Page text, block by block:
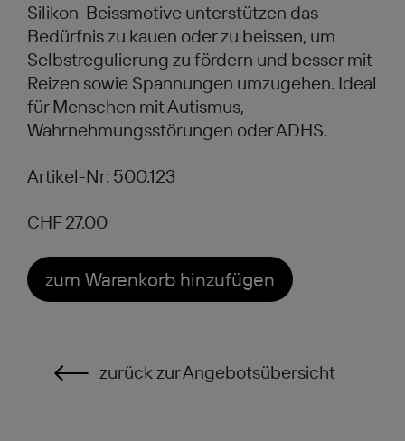
Silikon-Beissmotive unterstützen das
Bedürfnis zu kauen oder zu beissen, um
Selbstregulierung zu fördern und besser mit
Reizen sowie Spannungen umzugehen. Ideal
für Menschen mit Autismus,
Wahrnehmungsstörungen oder ADHS.
Artikel-Nr: 500.123
CHF 27.00
zum Warenkorb hinzufügen
zurück zur Angebotsübersicht